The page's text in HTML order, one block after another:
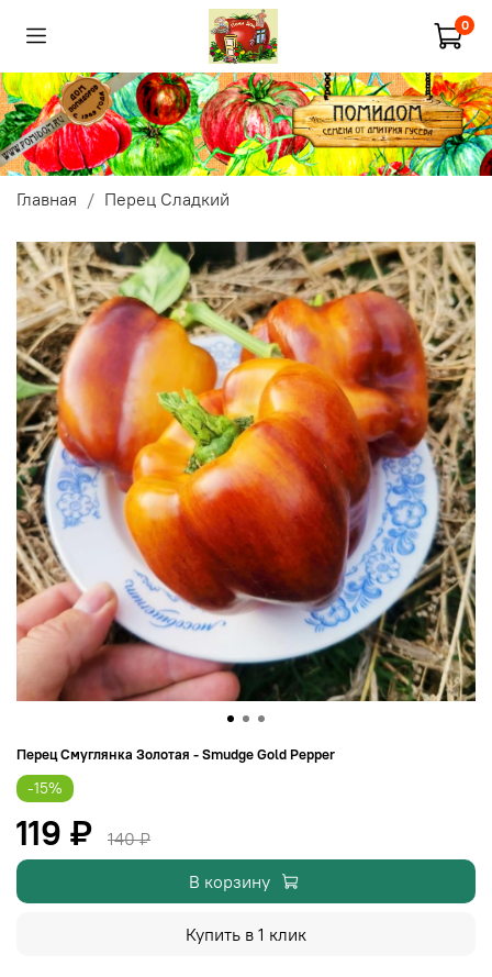
0
Главная Перец Сладкий
Перец Смуглянка Золотая - Smudge Gold Pepper
-15%
119 ₽
140 ₽
В корзину
Купить в 1 клик